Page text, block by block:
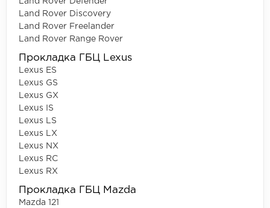
Land Rover Discovery
Land Rover Freelander
Land Rover Range Rover
Прокладка ГБЦ Lexus
Lexus ES
Lexus GS
Lexus GX
Lexus IS
Lexus LS
Lexus LX
Lexus NX
Lexus RC
Lexus RX
Прокладка ГБЦ Mazda
Mazda 121